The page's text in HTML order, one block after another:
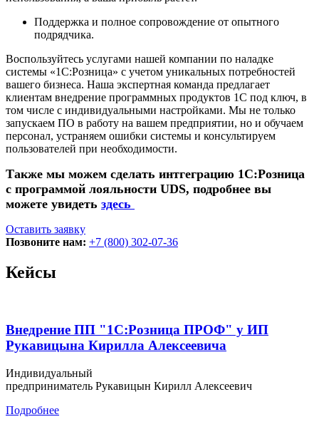
Поддержка и полное сопровождение от опытного
подрядчика.
Воспользуйтесь услугами нашей компании по наладке
системы «1С:Розница» с учетом уникальных потребностей
вашего бизнеса. Наша экспертная команда предлагает
клиентам внедрение программных продуктов 1С под ключ, в
том числе с индивидуальными настройками. Мы не только
запускаем ПО в работу на вашем предприятии, но и обучаем
персонал, устраняем ошибки системы и консультируем
пользователей при необходимости.
Также мы можем сделать интгеграцию 1С:Розница
с программой лояльности UDS, подробнее вы
можете увидеть здесь
Оставить заявку
Позвоните нам: +7 (800) 302-07-36
Кейсы
Внедрение ПП "1С:Розница ПРОФ" у ИП
Рукавицына Кирилла Алексеевича
Индивидуальный
предприниматель Рукавицын Кирилл Алексеевич
Подробнее